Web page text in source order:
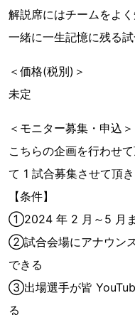
解説席にはチームをよ
一緒に一生記憶に残る試
＜価格(税別)＞
未定
＜モニター募集・申込＞
こちらの企画を行わせ
て 1 試合募集させて頂き
【条件】
①2024 年 2 月～5 月ま
②試合会場にアナウン
できる
③出場選手が皆
る